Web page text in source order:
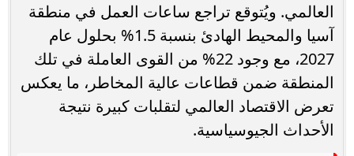
العالمي. ويُتوقع تراجع ساعات العمل في منطقة
آسيا والمحيط الهادئ بنسبة 1.5% بحلول عام
2027، مع وجود 22% من القوى العاملة في تلك
المنطقة ضمن قطاعات عالية المخاطر، ما يعكس
تعرض الاقتصاد العالمي لتقلبات كبيرة نتيجة
الأحداث الجيوسياسية.